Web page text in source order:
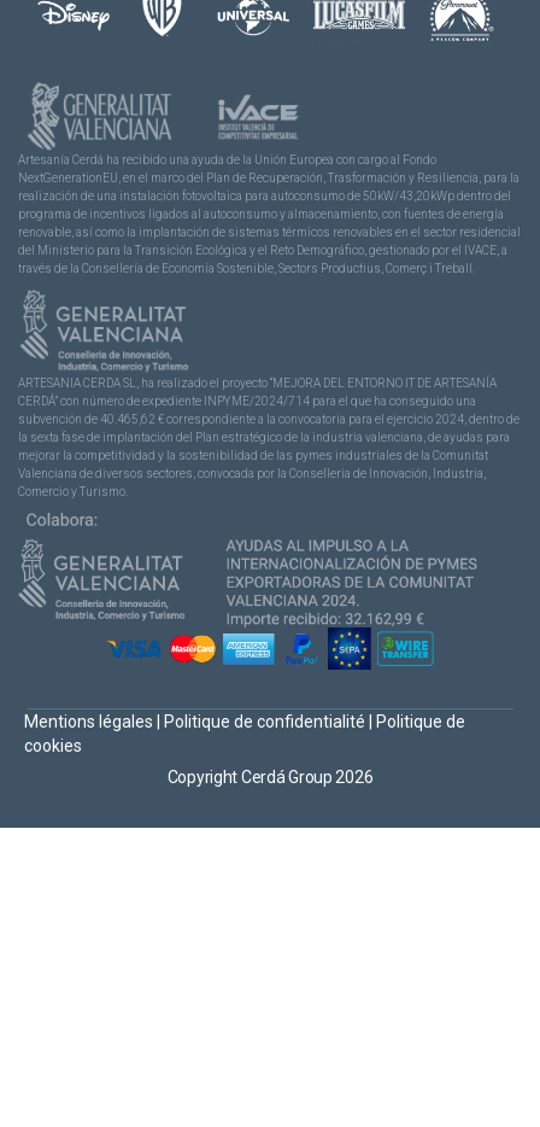
Artesanía Cerdá ha recibido una ayuda de la Unión Europea con cargo al Fondo
NextGenerationEU, en el marco del Plan de Recuperación, Trasformación y Resiliencia, para la
realización de una instalación fotovoltaica para autoconsumo de 50kW/43,20kWp dentro del
programa de incentivos ligados al autoconsumo y almacenamiento, con fuentes de energía
renovable, así como la implantación de sistemas térmicos renovables en el sector residencial
del Ministerio para la Transición Ecológica y el Reto Demográfico, gestionado por el IVACE, a
través de la Consellería de Economía Sostenible, Sectors Productius, Comerç i Treball.
ARTESANIA CERDA SL, ha realizado el proyecto “MEJORA DEL ENTORNO IT DE ARTESANÍA
CERDÁ” con número de expediente INPYME/2024/714 para el que ha conseguido una
subvención de 40.465,62 € correspondiente a la convocatoria para el ejercicio 2024, dentro de
la sexta fase de implantación del Plan estratégico de la industria valenciana, de ayudas para
mejorar la competitividad y la sostenibilidad de las pymes industriales de la Comunitat
Valenciana de diversos sectores, convocada por la Conselleria de Innovación, Industria,
Comercio y Turismo.
Copyright Cerdá Group 2026
Mentions légales Politique de confidentialité
Politique de
cookies